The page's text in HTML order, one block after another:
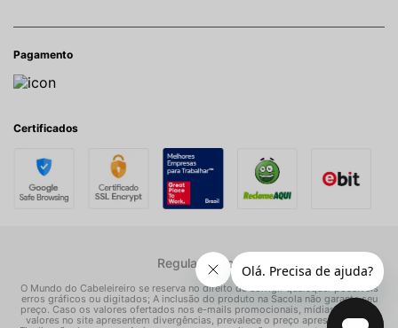
Pagamento
Certificados
Regulamentos
O Mundo do Cabeleireiro se reserva no direito de corrigir quaisquer possíveis
erros gráficos ou digitados; A inclusão do produto na Sacola não garante seu
preço. Caso os valores ofertados nos e-mails promocionais, mídias sociais e
valores no site apresentem divergências, prevalece o preço apresentado na